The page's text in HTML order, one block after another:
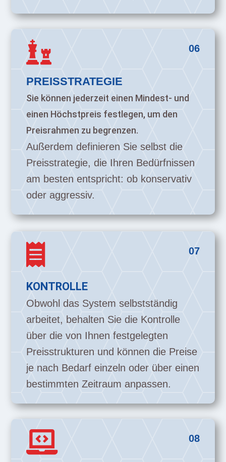
06

PREISSTRATEGIE
Sie können jederzeit einen Mindest- und
einen Höchstpreis festlegen, um den
Preisrahmen zu begrenzen.
Außerdem definieren Sie selbst die
Preisstrategie, die Ihren Bedürfnissen
am besten entspricht: ob konservativ
oder aggressiv.
07

KONTROLLE
Obwohl das System selbstständig
arbeitet, behalten Sie die Kontrolle
über die von Ihnen festgelegten
Preisstrukturen und können die Preise
je nach Bedarf einzeln oder über einen
bestimmten Zeitraum anpassen.
08
